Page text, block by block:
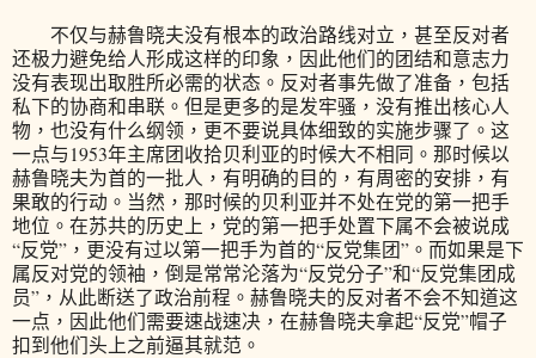
不仅与赫鲁晓夫没有根本的政治路线对立，甚至反对者
还极力避免给人形成这样的印象，因此他们的团结和意志力
没有表现出取胜所必需的状态。反对者事先做了准备，包括
私下的协商和串联。但是更多的是发牢骚，没有推出核心人
物，也没有什么纲领，更不要说具体细致的实施步骤了。这
一点与1953年主席团收拾贝利亚的时候大不相同。那时候以
赫鲁晓夫为首的一批人，有明确的目的，有周密的安排，有
果敢的行动。当然，那时候的贝利亚并不处在党的第一把手
地位。在苏共的历史上，党的第一把手处置下属不会被说成
“反党”，更没有过以第一把手为首的“反党集团”。而如果是下
属反对党的领袖，倒是常常沦落为“反党分子”和“反党集团成
员”，从此断送了政治前程。赫鲁晓夫的反对者不会不知道这
一点，因此他们需要速战速决，在赫鲁晓夫拿起“反党”帽子
扣到他们头上之前逼其就范。